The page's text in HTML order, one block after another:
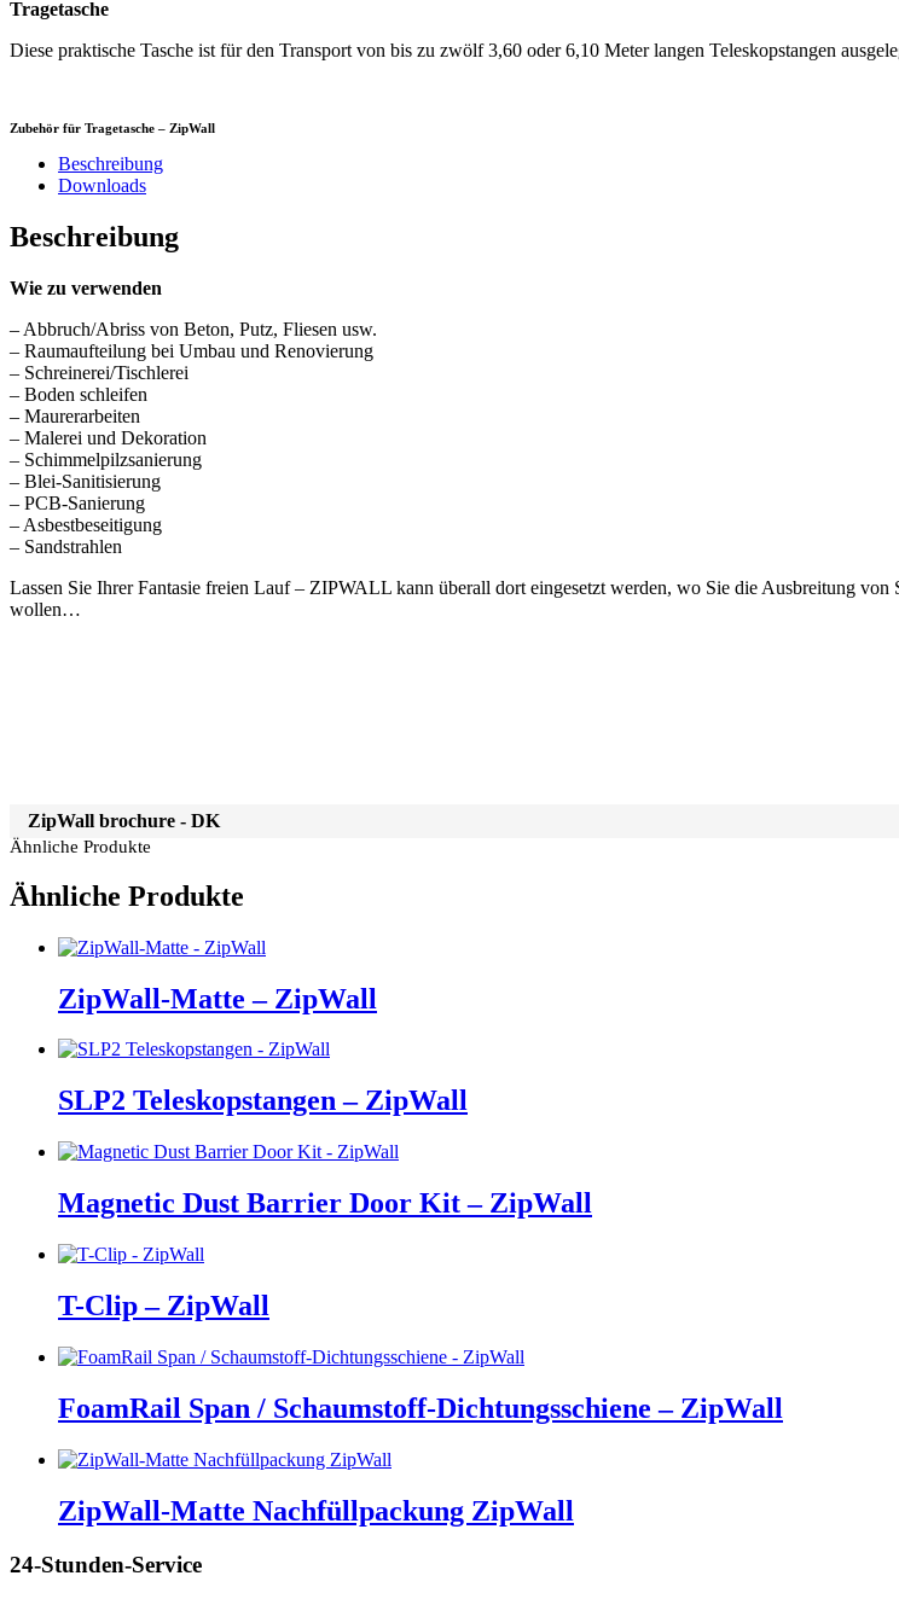
Tragetasche
Diese praktische Tasche ist für den Transport von bis zu zwölf 3,60 oder 6,10 Meter langen Teleskopstangen
Zubehör für Tragetasche – ZipWall
Beschreibung
Downloads
Beschreibung
Wie zu verwenden
– Abbruch/Abriss von Beton, Putz, Fliesen usw.
– Raumaufteilung bei Umbau und Renovierung
– Schreinerei/Tischlerei
– Boden schleifen
– Maurerarbeiten
– Malerei und Dekoration
– Schimmelpilzsanierung
– Blei-Sanitisierung
– PCB-Sanierung
– Asbestbeseitigung
– Sandstrahlen
Lassen Sie Ihrer Fantasie freien Lauf – ZIPWALL kann überall dort eingesetzt werden, wo Sie die Ausbreitung
wollen…
ZipWall brochure - DK
Ähnliche Produkte
Ähnliche Produkte
ZipWall-Matte – ZipWall
SLP2 Teleskopstangen – ZipWall
Magnetic Dust Barrier Door Kit – ZipWall
T-Clip – ZipWall
FoamRail Span / Schaumstoff-Dichtungsschiene – ZipWall
ZipWall-Matte Nachfüllpackung ZipWall
24-Stunden-Service